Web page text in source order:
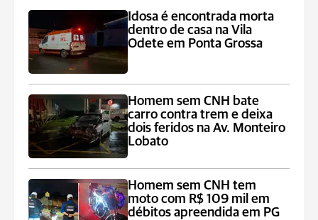
Idosa é encontrada morta
dentro de casa na Vila
Odete em Ponta Grossa
Homem sem CNH bate
carro contra trem e deixa
dois feridos na Av. Monteiro
Lobato
Homem sem CNH tem
moto com R$ 109 mil em
débitos apreendida em PG